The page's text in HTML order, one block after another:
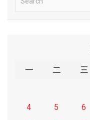
e
一 二 三
4
5 6